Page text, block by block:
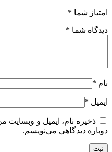
امتیاز شما *
دیدگاه شما *
نام *
ایمیل *
ذخیره نام، ایمیل و وبسایت
دوباره دیدگاهی می‌نویسم.